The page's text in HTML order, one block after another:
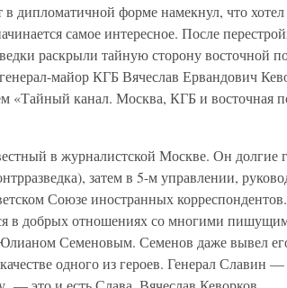
дипломатичной форме намекнул, что
самое интересное. После
раскрыли тайную сторону восточной
майор КГБ Вячеслав Ервандович
«Тайный канал. Москва, КГБ и восточная
в журналистской Москве. Он долгие
затем в 5-м управлении,
Союзе иностранных
в добрых отношениях со многими
Семеновым. Семенов даже вывел
одного из героев. Генерал Славин